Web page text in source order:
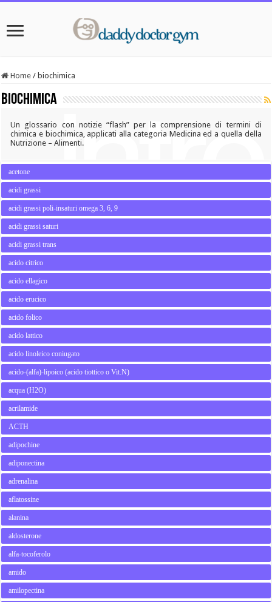
Home / biochimica
biochimica
Un glossario con notizie “flash” per la comprensione di termini di
chimica e biochimica, applicati alla categoria Medicina ed a quella della
Nutrizione – Alimenti.
acetone
acidi grassi
acidi grassi poli-insaturi omega 3, 6, 9
acidi grassi saturi
acidi grassi trans
acido citrico
acido ellagico
acido erucico
acido folico
acido lattico
acido linoleico coniugato
acido-(alfa)-lipoico (acido tiottico o Vit.N)
acqua (H2O)
acrilamide
ACTH
adipochine
adiponectina
adrenalina
aflatossine
alanina
aldosterone
alfa-tocoferolo
amido
amilopectina